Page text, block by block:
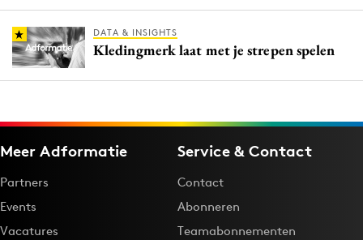
DATA & INSIGHTS
Kledingmerk laat met je strepen spelen
Meer Adformatie
Partners
Events
Vacatures
Service & Contact
Contact
Abonneren
Teamabonnementen